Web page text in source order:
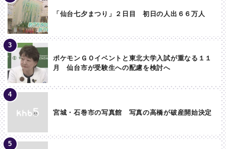
「仙台七夕まつり」２日目 初日の人出６６万人
ポケモンＧＯイベントと東北大学入試が重なる１１
月 仙台市が受験生への配慮を検討へ
宮城・石巻市の写真館 写真の高橋が破産開始決定